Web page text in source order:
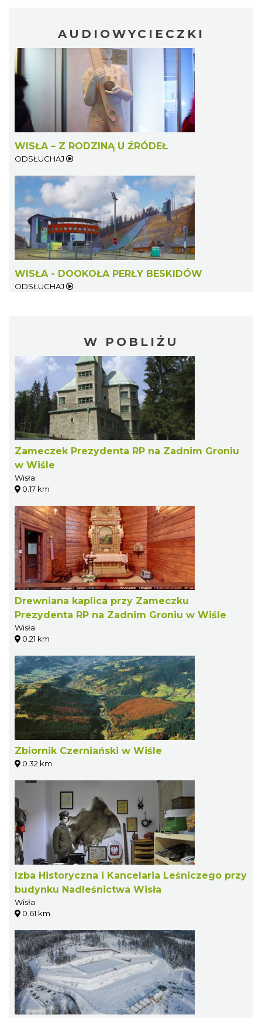
AUDIOWYCIECZKI
WISŁA – Z RODZINĄ U ŹRÓDEŁ
ODSŁUCHAJ
WISŁA - DOOKOŁA PERŁY BESKIDÓW
ODSŁUCHAJ
W POBLIŻU
Zameczek Prezydenta RP na Zadnim Groniu
w Wiśle
Wisła
0.17 km
Drewniana kaplica przy Zameczku
Prezydenta RP na Zadnim Groniu w Wiśle
Wisła
0.21 km
Zbiornik Czerniański w Wiśle
0.32 km
Izba Historyczna i Kancelaria Leśniczego przy
budynku Nadleśnictwa Wisła
Wisła
0.61 km